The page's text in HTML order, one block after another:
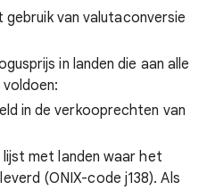
van valutaconversie
in landen die aan alle
in de verkooprechten van
met landen waar het
(ONIX-code j138). Als